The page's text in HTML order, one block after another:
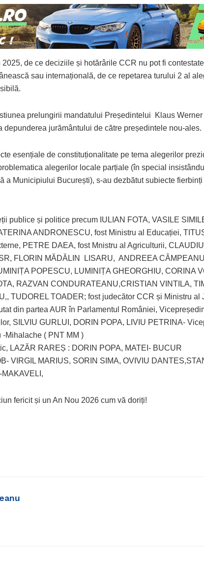
de ce deciziile și hotărârile CCR nu pot fi
sau internațională, de ce repetarea turului 2 al
prelungirii mandatului Președintelui Klaus Werner
depunderea jurământului de către președintele nou-ales.
esențiale de constituționalitate pe tema alegerilor
alegerilor locale parțiale (în special
a Municipiului București), s-au dezbătut subiecte
publice și politice precum IULIAN FOTA, VASILE
ANDRONESCU, fost Ministru al Educației,
PETRE DAEA, fost Mnistru al Agriculturii,
FLORIN MĂDĂLIN LISARU, ANDREEA
POPESCU, LUMINIȚA GHEORGHIU, CORINA
RAZVAN CONDURATEANU,CRISTIAN VINTILA,
TUDOREL TOADER; fost judecător CCR și Ministru al
din partea AUR în Parlamentul României,
SILVIU GURLUI, DORIN POPA, LIVIU PETRINA-
Mihalache ( PNT MM )
LAZĂR RAREȘ : DORIN POPA, MATEI- BUCUR
VIRGIL MARIUS, SORIN SIMA, OVIVIU
fericit și un An Nou 2026 cum vă doriți!